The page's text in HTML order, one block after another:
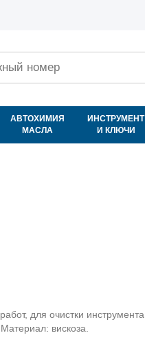
АВТОХИМИЯ
МАСЛА
ИНСТРУМЕНТ
И КЛЮЧИ
для очистки инструмента,
вискоза.